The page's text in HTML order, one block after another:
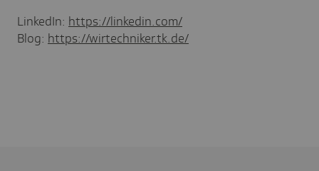
LinkedIn: https://linkedin.com/
Blog: https://wirtechniker.tk.de/